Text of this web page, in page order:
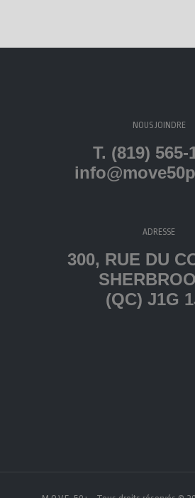
NOUS JOINDRE
T. (819) 565-
ADRESSE
300, RUE DU
(QC) J1G